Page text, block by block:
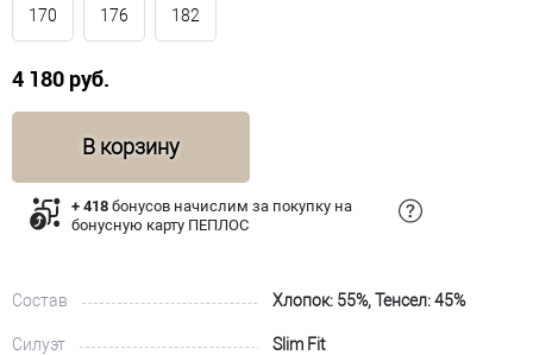
170 176 182
4 180 руб.
В корзину
+ 418 бонусов начислим за покупку на
бонусную карту ПЕПЛОС
Состав Хлопок: 55%, Тенсел: 45%
Силуэт Slim Fit